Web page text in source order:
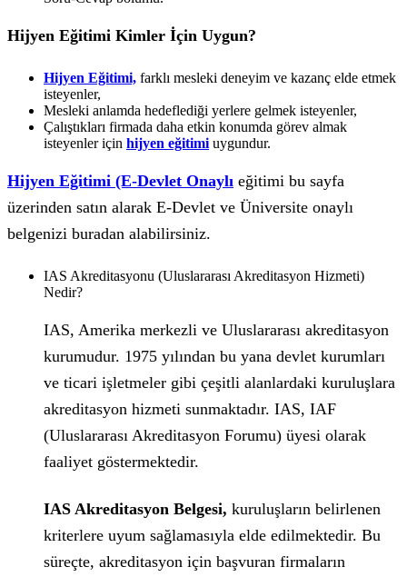
Hijyen Eğitimi Kimler İçin Uygun?
Hijyen Eğitimi, farklı mesleki deneyim ve kazanç elde etmek
isteyenler,
Mesleki anlamda hedeflediği yerlere gelmek isteyenler,
Çalıştıkları firmada daha etkin konumda görev almak
isteyenler için hijyen eğitimi uygundur.
Hijyen Eğitimi (E-Devlet Onaylı eğitimi bu sayfa
üzerinden satın alarak E-Devlet ve Üniversite onaylı
belgenizi buradan alabilirsiniz.
IAS Akreditasyonu (Uluslararası Akreditasyon Hizmeti)
Nedir?
IAS, Amerika merkezli ve Uluslararası akreditasyon
kurumudur. 1975 yılından bu yana devlet kurumları
ve ticari işletmeler gibi çeşitli alanlardaki kuruluşlara
akreditasyon hizmeti sunmaktadır. IAS, IAF
(Uluslararası Akreditasyon Forumu) üyesi olarak
faaliyet göstermektedir.
IAS Akreditasyon Belgesi, kuruluşların belirlenen
kriterlere uyum sağlamasıyla elde edilmektedir. Bu
süreçte, akreditasyon için başvuran firmaların